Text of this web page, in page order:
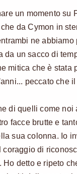
un momento su
da Cymon in
ne
da un sacco di
mitica che è stata
peccato che
di quelli come
facce brutte e
sua colonna. Io
coraggio di
Ho detto e ripeto